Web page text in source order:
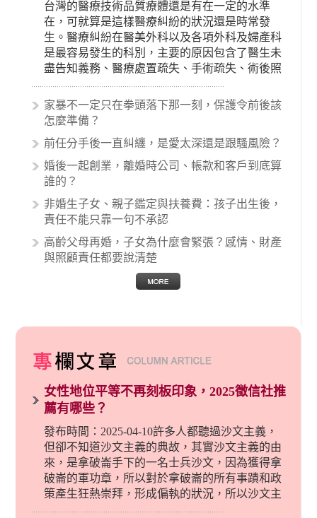
台灣的醫療技術品質療體還是有在一定的水準
在，可就算是這樣醫療糾紛的狀況還是時常發
生。醫療糾紛在醫美外科以及各項外科及婦產科
是最容易發生的科別，主要的原因包含了醫生未
盡告知義務、醫療處置疏失、手術疏失、術後照
顧失當、醫療費用的收取。雖然醫學進步，但醫
生與病患之間引起的糾紛還是經常發生。很多案
例中最後都走向訴訟流程，我們如果不幸遇到相
的內容其實非常多，有些案例…
家暴不一定只在拳頭落下那一刻，保護令前後該
怎麼準備？
前任分手後一直糾纏，是愛太深還是跟騷風險？
婚後一起創業，離婚時公司、帳款和客戶到底算
誰的？
非婚生子女、親子鑑定與扶養費：孩子出生後，
責任不能只靠一句不承認
高齡父母再婚，子女為什麼會緊張？感情、財產
與照顧責任都要說清楚
女性地位平等不再刻板印象，2025徵信社推
薦有哪些？
發布時間：2025-04-10許多人都聽過沙文主義，
但卻不知道沙文主義的典故，其實沙文主義的由
來，是拿破崙手下的一名士兵沙文，因為獲得拿
破崙的軍功章，所以對於拿破崙的所有事蹟和政
策產生狂熱崇拜，形成偏執的狀況，所以沙文主
義後來就被拿來暗指偏見和歧視，而且有沙文主